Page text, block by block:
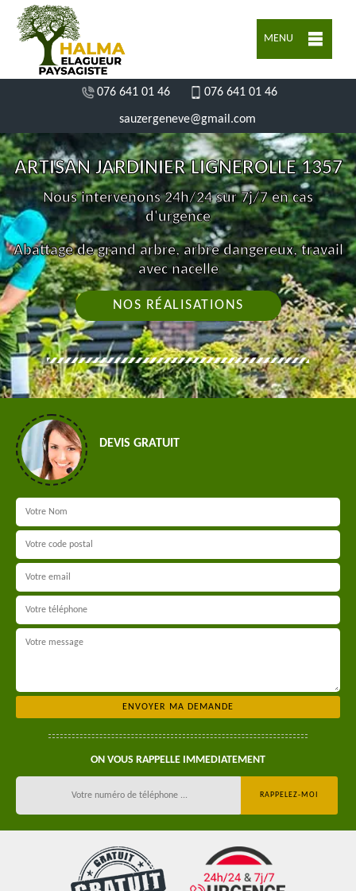
MENU
076 641 01 46 076 641 01 46
sauzergeneve@gmail.com
ARTISAN JARDINIER LIGNEROLLE 1357
Nous intervenons 24h/24 sur 7j/7 en cas
d'urgence
Abattage de grand arbre, arbre dangereux, travail
avec nacelle
NOS RÉALISATIONS
DEVIS GRATUIT
ON VOUS RAPPELLE IMMEDIATEMENT